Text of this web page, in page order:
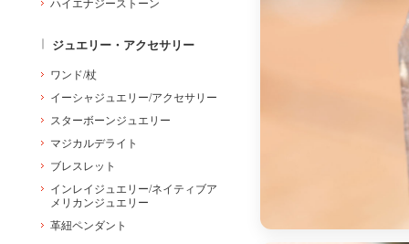
ハイエナジーストーン
ジュエリー・アクセサリー
ワンド/杖
イーシャジュエリー/アクセサリー
スターボーンジュエリー
マジカルデライト
ブレスレット
インレイジュエリー/ネイティブア
メリカンジュエリー
革紐ペンダント